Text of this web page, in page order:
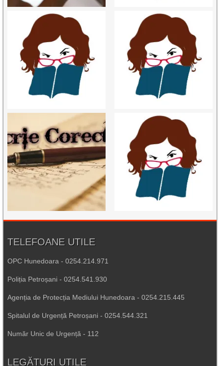
TELEFOANE UTILE
OPC Hunedoara - 0254.214.971
Poliția Petroșani - 0254.541.930
Agenția de Protecția Mediului Hunedoara - 0254.215.445
Spitalul de Urgență Petroșani - 0254.544.321
Număr Unic de Urgență - 112
LEGĂTURI UTILE